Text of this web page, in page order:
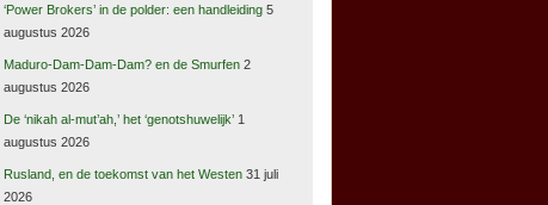
‘Power Brokers’ in de polder: een handleiding 5
augustus 2026
Maduro-Dam-Dam-Dam? en de Smurfen 2
augustus 2026
De ‘nikah al-mut’ah,’ het ‘genotshuwelijk’ 1
augustus 2026
Rusland, en de toekomst van het Westen 31 juli
2026